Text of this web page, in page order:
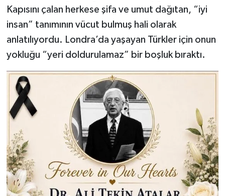
Kapısını çalan herkese şifa ve umut dağıtan, “iyi
insan” tanımının vücut bulmuş hali olarak
anlatılıyordu. Londra’da yaşayan Türkler için onun
yokluğu “yeri doldurulamaz” bir boşluk bıraktı.